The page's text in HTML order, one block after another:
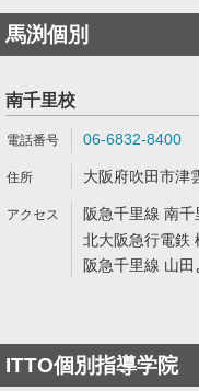
馬渕個別
南千里校
06-6832-8400
大阪府吹田市津
阪急千里線 南
北大阪急行電鉄
阪急千里線 山
ITTO個別指導学院